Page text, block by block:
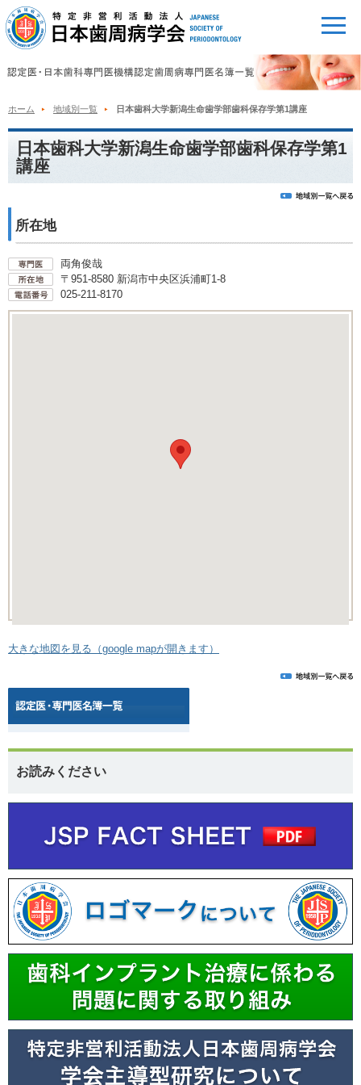
ホーム 地域別一覧 日本歯科大学新潟生命歯学部歯科保存学第1講座
日本歯科大学新潟生命歯学部歯科保存学第1
講座
所在地
両角俊哉
〒951-8580 新潟市中央区浜浦町1-8
025-211-8170
大きな地図を見る（google mapが開きます）
お読みください